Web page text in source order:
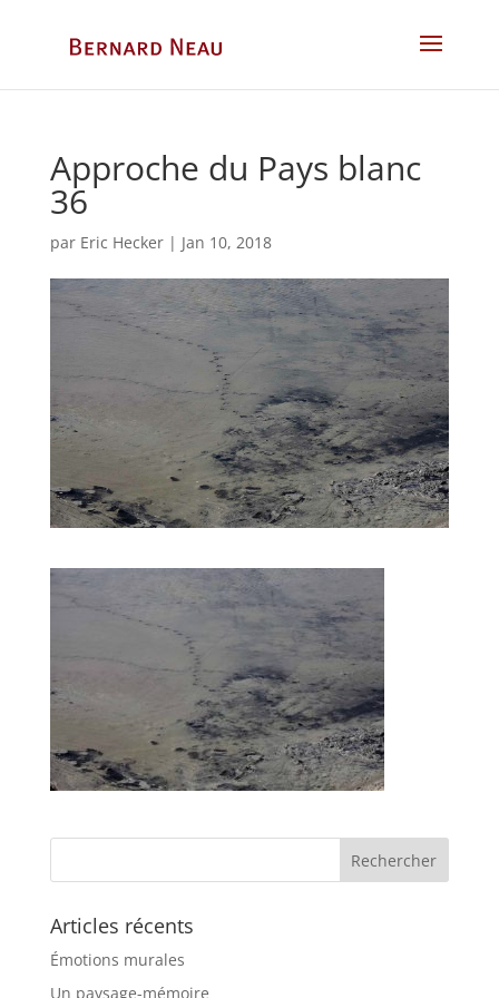
Approche du Pays blanc
36
par Eric Hecker| Jan 10, 2018
Articles récents
Émotions murales
Un paysage-mémoire